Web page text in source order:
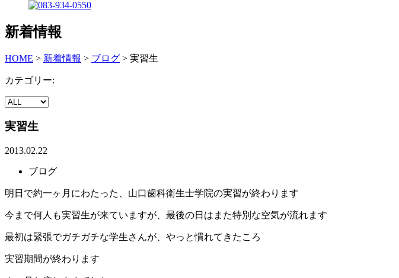
新着情報
HOME > 新着情報 > ブログ > 実習生
カテゴリー:
実習生
2013.02.22
ブログ
明日で約一ヶ月にわたった、山口歯科衛生士学院の実習が終わります
今まで何人も実習生が来ていますが、最後の日はまた特別な空気が流れます
最初は緊張でガチガチな学生さんが、やっと慣れてきたころ
実習期間が終わります